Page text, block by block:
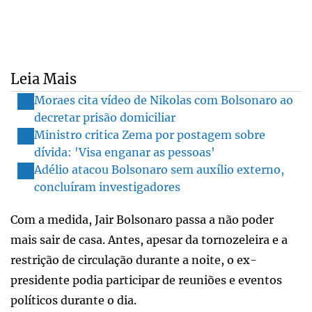
Leia Mais
Moraes cita vídeo de Nikolas com Bolsonaro ao
decretar prisão domiciliar
Ministro critica Zema por postagem sobre
dívida: 'Visa enganar as pessoas'
Adélio atacou Bolsonaro sem auxílio externo,
concluíram investigadores
Com a medida, Jair Bolsonaro passa a não poder
mais sair de casa. Antes, apesar da tornozeleira e a
restrição de circulação durante a noite, o ex-
presidente podia participar de reuniões e eventos
políticos durante o dia.